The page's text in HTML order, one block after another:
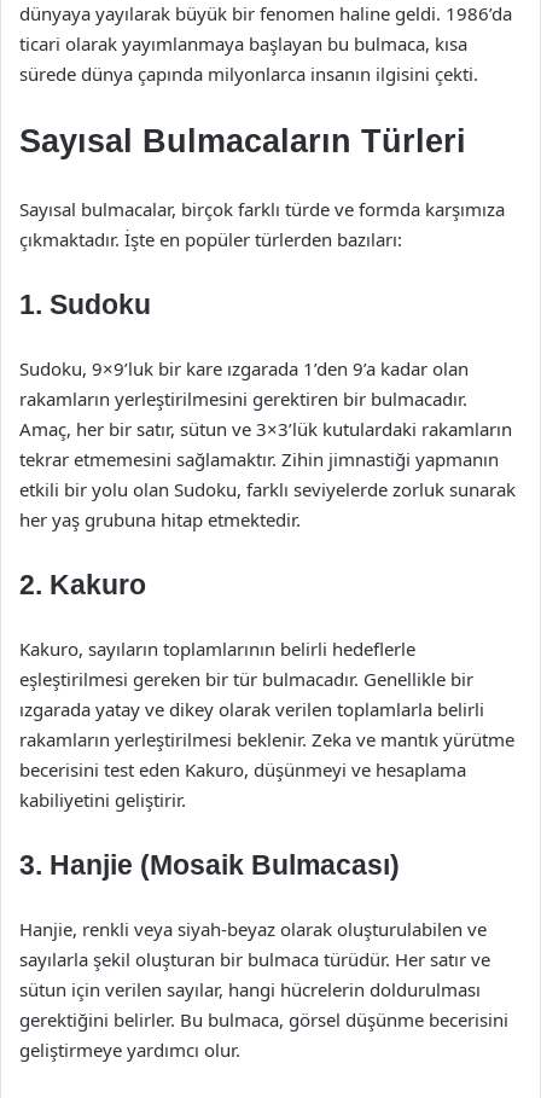
dünyaya yayılarak büyük bir fenomen haline geldi. 1986’da
ticari olarak yayımlanmaya başlayan bu bulmaca, kısa
sürede dünya çapında milyonlarca insanın ilgisini çekti.
Sayısal Bulmacaların Türleri
Sayısal bulmacalar, birçok farklı türde ve formda karşımıza
çıkmaktadır. İşte en popüler türlerden bazıları:
1. Sudoku
Sudoku, 9×9’luk bir kare ızgarada 1’den 9’a kadar olan
rakamların yerleştirilmesini gerektiren bir bulmacadır.
Amaç, her bir satır, sütun ve 3×3’lük kutulardaki rakamların
tekrar etmemesini sağlamaktır. Zihin jimnastiği yapmanın
etkili bir yolu olan Sudoku, farklı seviyelerde zorluk sunarak
her yaş grubuna hitap etmektedir.
2. Kakuro
Kakuro, sayıların toplamlarının belirli hedeflerle
eşleştirilmesi gereken bir tür bulmacadır. Genellikle bir
ızgarada yatay ve dikey olarak verilen toplamlarla belirli
rakamların yerleştirilmesi beklenir. Zeka ve mantık yürütme
becerisini test eden Kakuro, düşünmeyi ve hesaplama
kabiliyetini geliştirir.
3. Hanjie (Mosaik Bulmacası)
Hanjie, renkli veya siyah-beyaz olarak oluşturulabilen ve
sayılarla şekil oluşturan bir bulmaca türüdür. Her satır ve
sütun için verilen sayılar, hangi hücrelerin doldurulması
gerektiğini belirler. Bu bulmaca, görsel düşünme becerisini
geliştirmeye yardımcı olur.